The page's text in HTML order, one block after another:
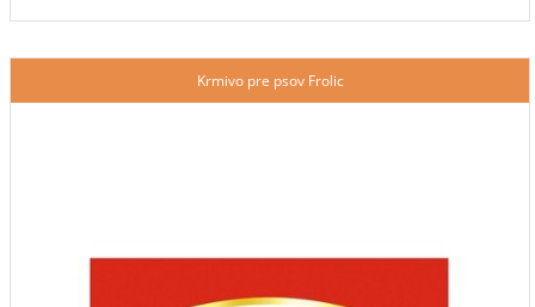
Krmivo pre psov Frolic